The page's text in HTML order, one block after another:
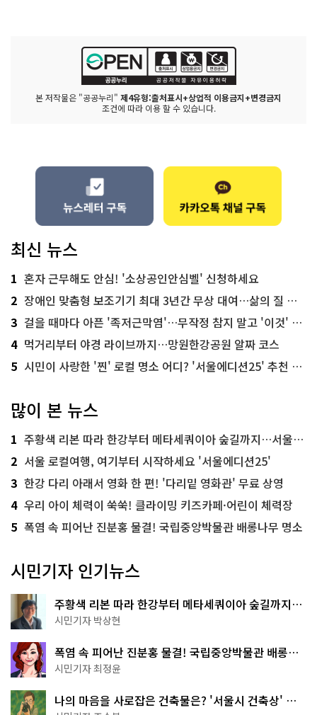
본 저작물은 "공공누리" 제4유형:출처표시+상업적 이용금지+변경금지
조건에 따라 이용 할 수 있습니다.
최신 뉴스
1 혼자 근무해도 안심! '소상공인안심벨' 신청하세요
2 장애인 맞춤형 보조기기 최대 3년간 무상 대여…삶의 질 높인다
3 걸을 때마다 아픈 '족저근막염'…무작정 참지 말고 '이것' 해보세요!
4 먹거리부터 야경 라이브까지…망원한강공원 알짜 코스
5 시민이 사랑한 '찐' 로컬 명소 어디? '서울에디션25' 추천 코스
많이 본 뉴스
1 주황색 리본 따라 한강부터 메타세쿼이아 숲길까지…서울둘레길 15코스
2 서울 로컬여행, 여기부터 시작하세요 '서울에디션25'
3 한강 다리 아래서 영화 한 편! '다리밑 영화관' 무료 상영
4 우리 아이 체력이 쑥쑥! 클라이밍 키즈카페·어린이 체력장
5 폭염 속 피어난 진분홍 물결! 국립중앙박물관 배롱나무 명소
시민기자 인기뉴스
주황색 리본 따라 한강부터 메타세쿼이아 숲길까지…
서울둘레길 15코스
시민기자 박상현
폭염 속 피어난 진분홍 물결! 국립중앙박물관 배롱나
무 명소
시민기자 최정윤
나의 마음을 사로잡은 건축물은? '서울시 건축상' 수